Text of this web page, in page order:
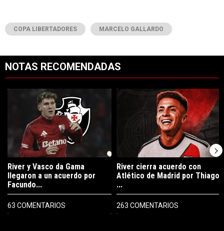
COPA LIBERTADORES MARCELO GALLARDO
NOTAS RECOMENDADAS
Un artículo de tendencia con el título "River y Vasco da Gama
River y Vasco da Gama
llegaron a un acuerdo por
Facundo...
63 COMENTARIOS
Un artículo de tendencia con el
River cierra acuerdo con
Atlético de Madrid por Thiago
...
263 COMENTARIOS